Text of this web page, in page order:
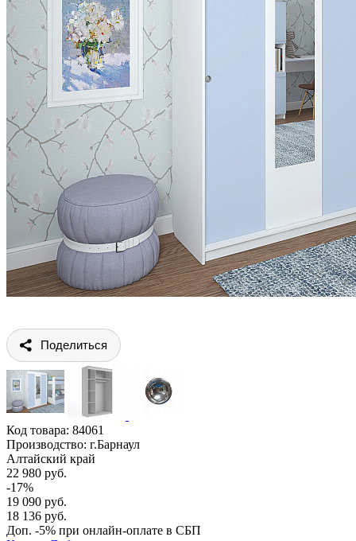
Поделиться
Код товара: 84061
Производство: г.Барнаул
Алтайский край
22 980 руб.
-17%
19 090 руб.
18 136 руб.
Доп. -5% при онлайн-оплате в СБП